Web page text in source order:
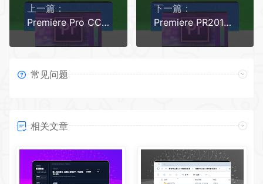
上一篇：
Premiere Pro CC2017软件安装教程
下一篇：
Premiere PR2019软件安装教程
常见问题
相关文章